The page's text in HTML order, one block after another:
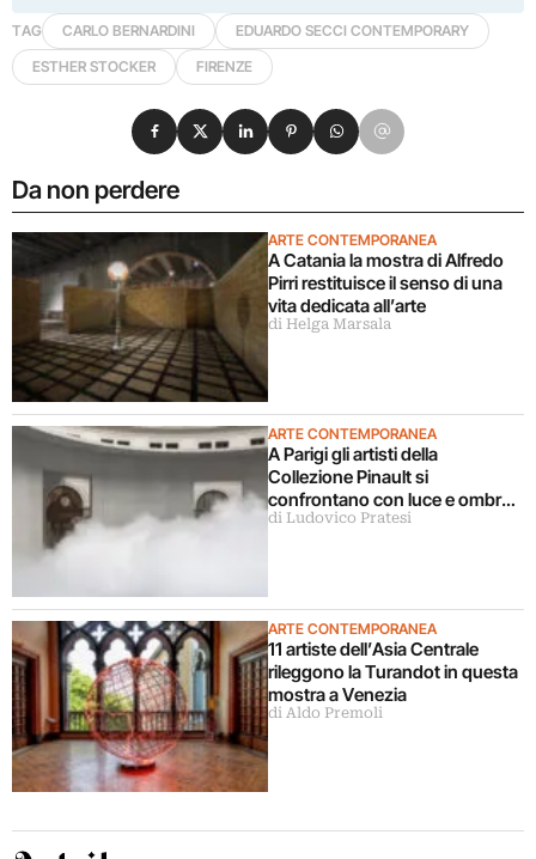
TAG CARLO BERNARDINI
EDUARDO SECCI CONTEMPORARY
ESTHER STOCKER
FIRENZE
Da non perdere
ARTE CONTEMPORANEA
A Catania la mostra di Alfredo
Pirri restituisce il senso di una
vita dedicata all’arte
di Helga Marsala
ARTE CONTEMPORANEA
A Parigi gli artisti della
Collezione Pinault si
confrontano con luce e ombra
in una grande mostra
di Ludovico Pratesi
ARTE CONTEMPORANEA
11 artiste dell’Asia Centrale
rileggono la Turandot in questa
mostra a Venezia
di Aldo Premoli
Condividi su Facebook
Condividi su X
Condividi su LinkedIn
Condividi su Pinterest
Condividi su WhatsApp
Condividi su Email